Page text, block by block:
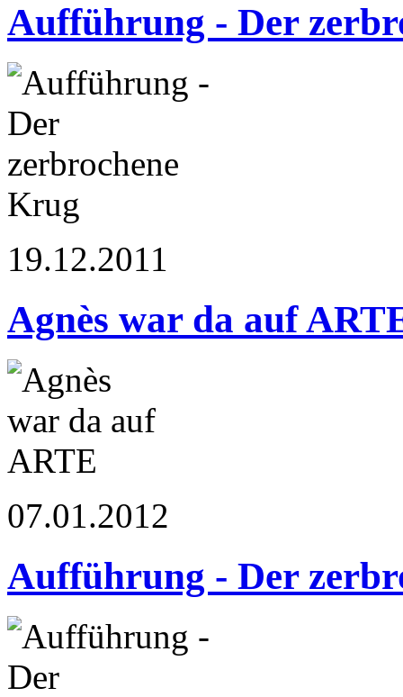
Aufführung - Der
19.12.2011
Agnès war da auf
07.01.2012
Aufführung - Der